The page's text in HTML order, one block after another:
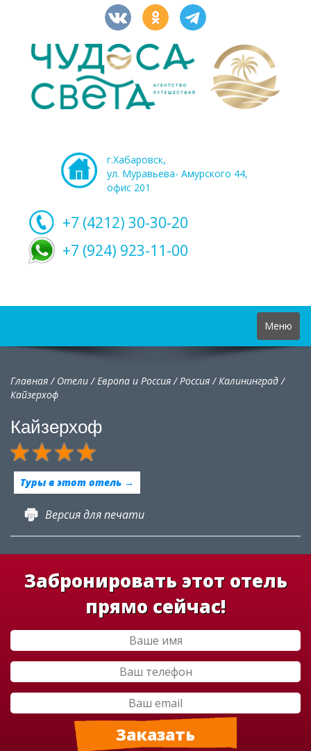
г.Хабаровск,
ул. Муравьева- Амурского 44,
офис 201
+7 (4212) 30-30-20
+7 (924) 923-11-00
Toggle
navigation
Меню
Главная/ Отели/Европа и Россия/Россия/Калининград /
Кайзерхоф
Кайзерхоф
Туры в этот отель →
Версия для печати
Забронировать этот отель
прямо сейчас!